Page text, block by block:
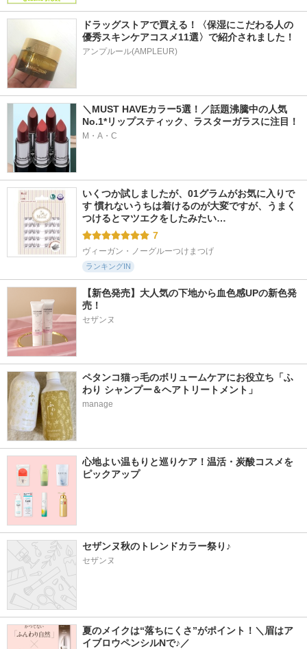
ドラッグストアで買える！〈保湿にこだわる人の
優秀スキンケアコスメ11選〉で紹介されました！
アンプルール(AMPLEUR)
＼MUST HAVEカラー5選！／話題沸騰中の人気
No.1*リップスティック、ラスターガラスに注目！
M・A・C
いくつか試しましたが、01グラムがお気に入りで
す 慣れないうちは着けるのが大変ですが、うまく
つけるとマツエクをしたみたい…
7
ヴィーガン・ノーグルーつけまつげ
ランキングIN
【新色発売】大人気の下地から血色感UPの新色発
売！
セザンヌ
ペタンコ猫っ毛のボリュームケアにお役立ち「ふ
わり シャンプー＆ヘアトリートメント」
manage
心地よい温もりと巡りケア！温活・炭酸コスメを
ピックアップ
セザンヌ秋のトレンドカラー祭り♪
セザンヌ
夏のメイクは“落ちにくさ”がポイント！＼眉はア
イブロウペンシルNで♪／